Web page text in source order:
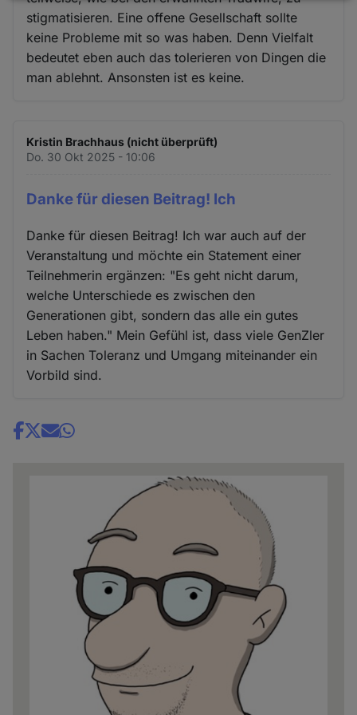
stigmatisieren. Eine offene Gesellschaft sollte
keine Probleme mit so was haben. Denn Vielfalt
bedeutet eben auch das tolerieren von Dingen die
man ablehnt. Ansonsten ist es keine.
Kristin Brachhaus (nicht überprüft)
Do. 30 Okt 2025 - 10:06
Danke für diesen Beitrag! Ich
Danke für diesen Beitrag! Ich war auch auf der
Veranstaltung und möchte ein Statement einer
Teilnehmerin ergänzen: "Es geht nicht darum,
welche Unterschiede es zwischen den
Generationen gibt, sondern das alle ein gutes
Leben haben." Mein Gefühl ist, dass viele GenZler
in Sachen Toleranz und Umgang miteinander ein
Vorbild sind.
Share
und
Cookies